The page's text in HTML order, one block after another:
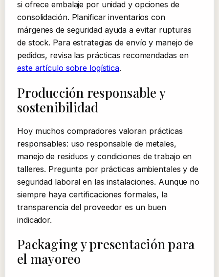
si ofrece embalaje por unidad y opciones de
consolidación. Planificar inventarios con
márgenes de seguridad ayuda a evitar rupturas
de stock. Para estrategias de envío y manejo de
pedidos, revisa las prácticas recomendadas en
este artículo sobre logística.
Producción responsable y
sostenibilidad
Hoy muchos compradores valoran prácticas
responsables: uso responsable de metales,
manejo de residuos y condiciones de trabajo en
talleres. Pregunta por prácticas ambientales y de
seguridad laboral en las instalaciones. Aunque no
siempre haya certificaciones formales, la
transparencia del proveedor es un buen
indicador.
Packaging y presentación para
el mayoreo